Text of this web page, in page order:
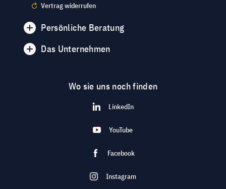
Vertrag widerrufen
Persönliche Beratung
Das Unternehmen
Wo sie uns noch finden
LinkedIn
YouTube
Facebook
Instagram